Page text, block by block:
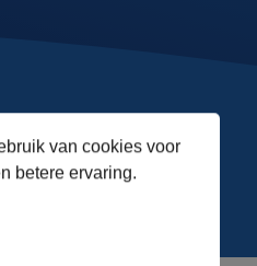
van cookies voor
betere ervaring.